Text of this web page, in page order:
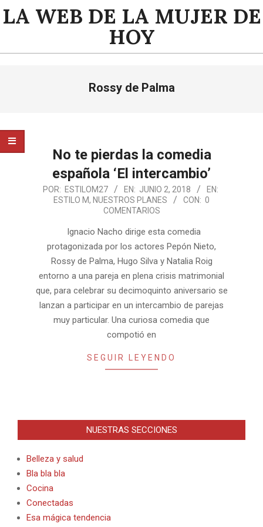
Saltar
alLA WEB DE LA MUJER DE
HOY
Rossy de Palma
No te pierdas la comedia
española ‘El intercambio’
2018-
POR: ESTILOM27 EN: JUNIO 2, 2018
EN:
ESTILO M, NUESTROS PLANES CON: 0
COMENTARIOS
Ignacio Nacho dirige esta comedia
protagonizada por los actores Pepón Nieto,
Rossy de Palma, Hugo Silva y Natalia Roig
entorno a una pareja en plena crisis matrimonial
que, para celebrar su decimoquinto aniversario se
lanzan a participar en un intercambio de parejas
muy particular. Una curiosa comedia que
compotió en
SEGUIR LEYENDO
NUESTRAS SECCIONES
Belleza y salud
Bla bla bla
Cocina
Conectadas
Esa mágica tendencia